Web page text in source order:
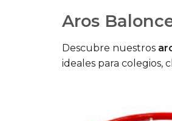
Aros
Descubre nuestros
ideales para colegios,